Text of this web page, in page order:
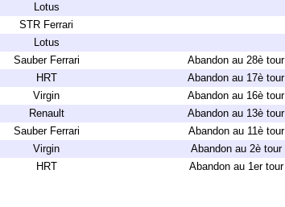
Lotus
STR Ferrari
Lotus
Sauber Ferrari
Abandon au 28è tour
HRT
Abandon au 17è tour
Virgin
Abandon au 16è tour
Renault
Abandon au 13è tour
Sauber Ferrari
Abandon au 11è tour
Virgin
Abandon au 2è tour
HRT Abandon au 1er tour